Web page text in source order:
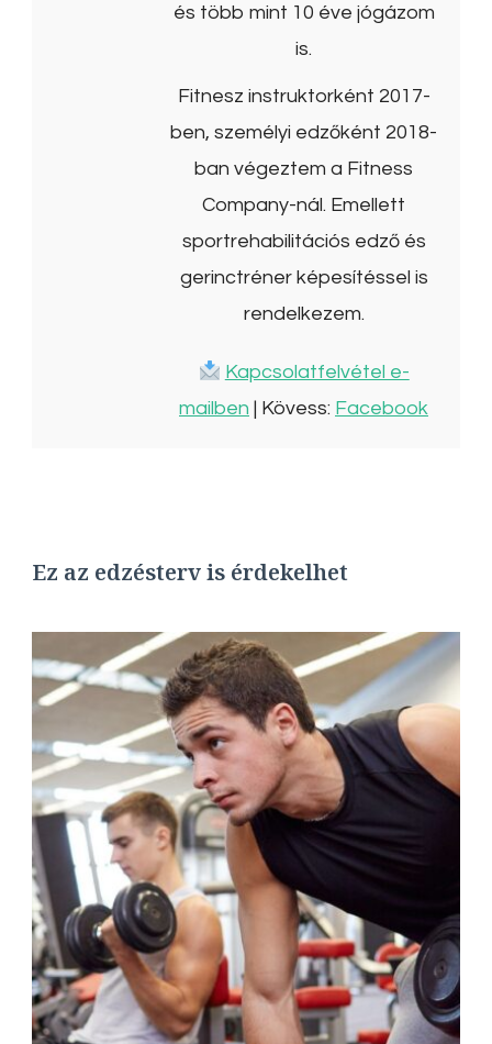
és több mint 10 éve jógázom
is.
Fitnesz instruktorként 2017-
ben, személyi edzőként 2018-
ban végeztem a Fitness
Company-nál. Emellett
sportrehabilitációs edző és
gerinctréner képesítéssel is
rendelkezem.
Kapcsolatfelvétel e-
mailben | Kövess: Facebook
Ez az edzésterv is érdekelhet